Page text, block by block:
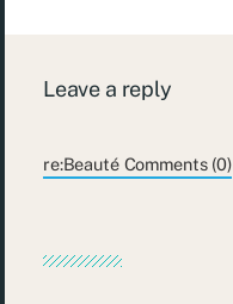
Leave a reply
re:Beauté Comments (0)